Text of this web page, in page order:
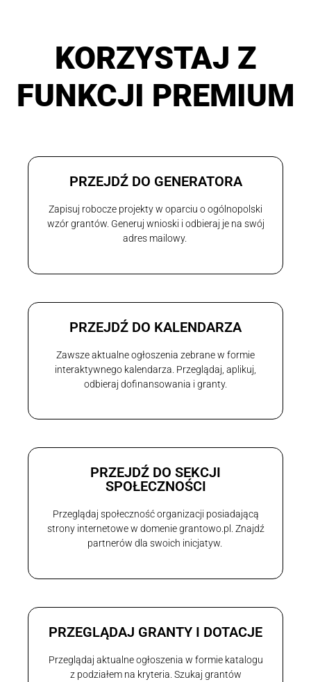
KORZYSTAJ Z
FUNKCJI PREMIUM
PRZEJDŹ DO GENERATORA
Zapisuj robocze projekty w oparciu o ogólnopolski
wzór grantów. Generuj wnioski i odbieraj je na swój
adres mailowy.
PRZEJDŹ DO KALENDARZA
Zawsze aktualne ogłoszenia zebrane w formie
interaktywnego kalendarza. Przeglądaj, aplikuj,
odbieraj dofinansowania i granty.
PRZEJDŹ DO SEKCJI
SPOŁECZNOŚCI
Przeglądaj społeczność organizacji posiadającą
strony internetowe w domenie grantowo.pl. Znajdź
partnerów dla swoich inicjatyw.
PRZEGLĄDAJ GRANTY I DOTACJE
Przeglądaj aktualne ogłoszenia w formie katalogu
z podziałem na kryteria. Szukaj grantów